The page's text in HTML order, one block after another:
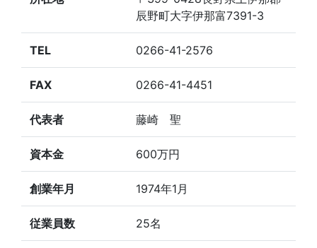
辰野町大字伊那富7391-3
TEL 0266-41-2576
FAX 0266-41-4451
代表者 藤崎 聖
資本金 600万円
創業年月 1974年1月
従業員数 25名